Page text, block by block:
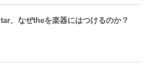
、なぜtheを楽器にはつけるのか？